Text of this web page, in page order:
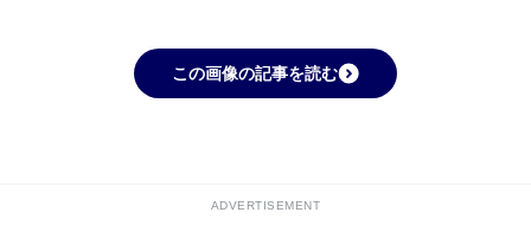
この画像の記事を読む
ADVERTISEMENT